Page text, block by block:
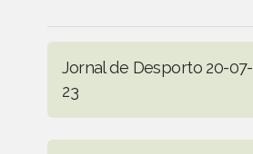
Jornal de Desporto 20-07-
23